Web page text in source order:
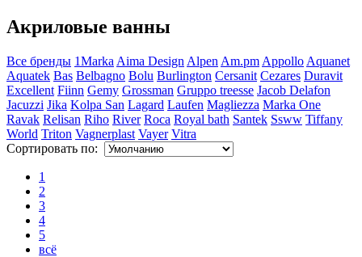
Акриловые ванны
Все бренды 1Marka Aima Design Alpen Am.pm Appollo Aquanet
Aquatek Bas Belbagno Bolu Burlington Cersanit Cezares Duravit
Excellent Fiinn Gemy Grossman Gruppo treesse Jacob Delafon
Jacuzzi Jika Kolpa San Lagard Laufen Magliezza Marka One
Ravak Relisan Riho River Roca Royal bath Santek Ssww Tiffany
World Triton Vagnerplast Vayer Vitra
Сортировать по:
1
2
3
4
5
всё